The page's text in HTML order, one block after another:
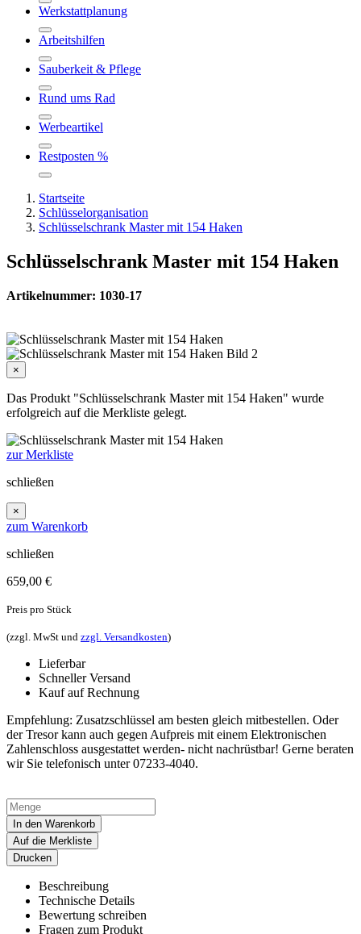
Werkstattplanung
Arbeitshilfen
Sauberkeit & Pflege
Rund ums Rad
Werbeartikel
Restposten %
Startseite
Schlüsselorganisation
Schlüsselschrank Master mit 154 Haken
Schlüsselschrank Master mit 154 Haken
Artikelnummer: 1030-17
×
Das Produkt "Schlüsselschrank Master mit 154 Haken" wurde
erfolgreich auf die Merkliste gelegt.
zur Merkliste
schließen
×
zum Warenkorb
schließen
659,00 €
Preis pro Stück
(zzgl. MwSt und zzgl. Versandkosten)
Lieferbar
Schneller Versand
Kauf auf Rechnung
Empfehlung: Zusatzschlüssel am besten gleich mitbestellen. Oder
der Tresor kann auch gegen Aufpreis mit einem Elektronischen
Zahlenschloss ausgestattet werden- nicht nachrüstbar! Gerne beraten
wir Sie telefonisch unter 07233-4040.
In den Warenkorb
Auf die Merkliste
Drucken
Beschreibung
Technische Details
Bewertung schreiben
Fragen zum Produkt